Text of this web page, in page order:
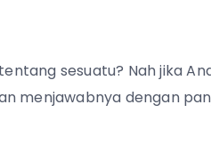
sesuatu? Nah jika
menjawabnya dengan